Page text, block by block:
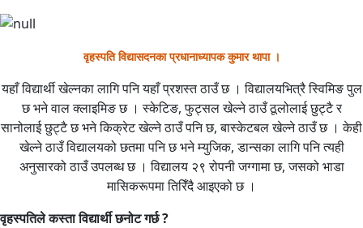
वृहस्पति विद्यासदनका प्रधानाध्यापक कुमार थापा ।
यहाँ विद्यार्थी खेल्नका लागि पनि यहाँ प्रशस्त ठाउँ छ । विद्यालयभित्रै स्विमिङ पुल
छ भने वाल क्लाइमिङ छ । स्केटिङ, फुट्सल खेल्ने ठाउँ ठूलोलाई छुट्टै र
सानोलाई छुट्टै छ भने किक्रेट खेल्ने ठाउँ पनि छ, बास्केटबल खेल्ने ठाउँ छ । केही
खेल्ने ठाउँ विद्यालयको छतमा पनि छ भने म्युजिक, डान्सका लागि पनि त्यही
अनुसारको ठाउँ उपलब्ध छ । विद्यालय २९ रोपनी जग्गामा छ, जसको भाडा
मासिकरूपमा तिरिँदै आइएको छ ।
वृहस्पतिले कस्ता विद्यार्थी छनोट गर्छ ?